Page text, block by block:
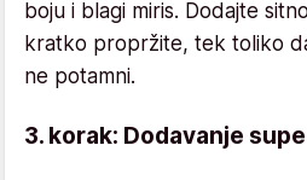
boju i blagi miris. Dodajte
kratko propržite, tek toliko
ne potamni.
3. korak: Dodavanje